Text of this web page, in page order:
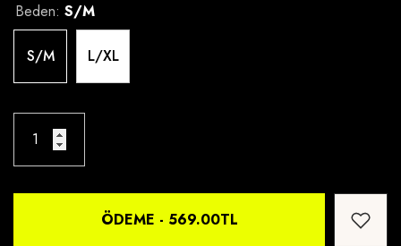
Beden: S/M
S/M L/XL
ÖDEME - 569.00TL